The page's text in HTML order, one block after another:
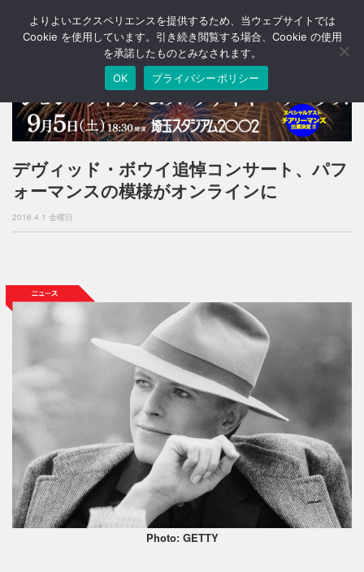
T
o
a
v
i
g
o
デヴィッド・ボウイ追悼コンサート、パフ
ォーマンスの模様がオンラインに
2016.4.1 金曜日
Photo: GETTY
よりよいエクスペリエンスを提供するため、当ウェブサイトでは
Cookie を使用しています。引き続き閲覧する場合、Cookie の使用
を承諾したものとみなされます。
OK
プライバシーポリシー